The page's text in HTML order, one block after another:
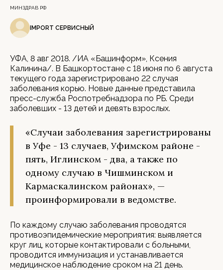
МИНЗДРАВ РФ
IMPORT СЕРВИСНЫЙ
УФА, 8 авг 2018. /ИА «Башинформ», Ксения
Калинина/. В Башкортостане с 18 июня по 6 августа
текущего года зарегистрировано 22 случая
заболевания корью. Новые данные представила
пресс-служба Роспотребнадзора по РБ. Среди
заболевших - 13 детей и девять взрослых.
«Случаи заболевания зарегистрированы
в Уфе - 13 случаев, Уфимском районе -
пять, Иглинском - два, а также по
одному случаю в Чишминском и
Кармаскалинском районах», —
проинформировали в ведомстве.
По каждому случаю заболевания проводятся
противоэпидемические мероприятия: выявляется
круг лиц, которые контактировали с больными,
проводится иммунизация и устанавливается
медицинское наблюдение сроком на 21 день.